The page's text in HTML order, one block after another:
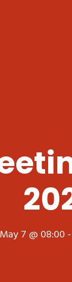
May 7 @ 08:00 -